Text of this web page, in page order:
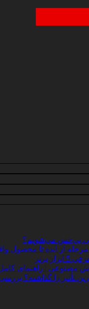
بی‌حس می‌شویم؟
برتر
| راهنمای کامل
را گذاشته؟ بررسی